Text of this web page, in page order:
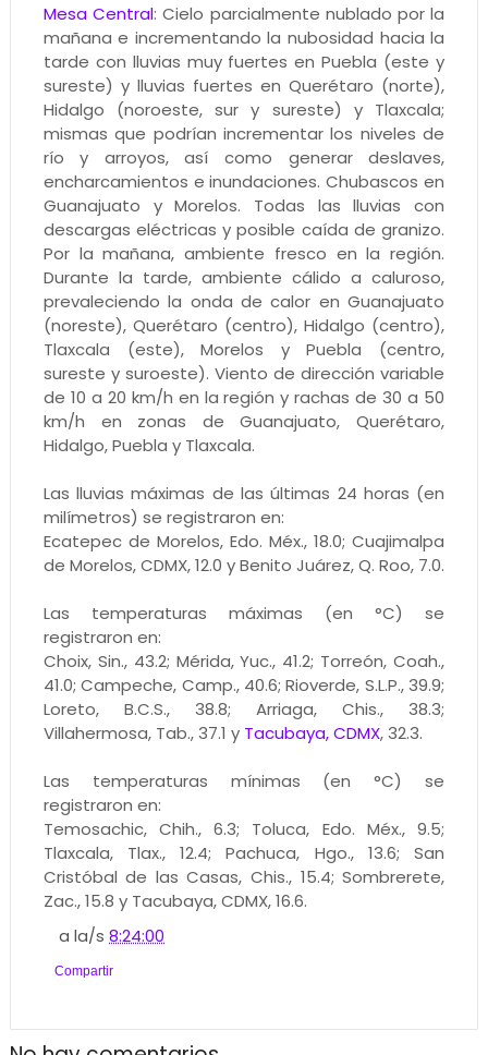
Mesa Central: Cielo parcialmente nublado por la
mañana e incrementando la nubosidad hacia la
tarde con lluvias muy fuertes en Puebla (este y
sureste) y lluvias fuertes en Querétaro (norte),
Hidalgo (noroeste, sur y sureste) y Tlaxcala;
mismas que podrían incrementar los niveles de
río y arroyos, así como generar deslaves,
encharcamientos e inundaciones. Chubascos en
Guanajuato y Morelos. Todas las lluvias con
descargas eléctricas y posible caída de granizo.
Por la mañana, ambiente fresco en la región.
Durante la tarde, ambiente cálido a caluroso,
prevaleciendo la onda de calor en Guanajuato
(noreste), Querétaro (centro), Hidalgo (centro),
Tlaxcala (este), Morelos y Puebla (centro,
sureste y suroeste). Viento de dirección variable
de 10 a 20 km/h en la región y rachas de 30 a 50
km/h en zonas de Guanajuato, Querétaro,
Hidalgo, Puebla y Tlaxcala.
Las lluvias máximas de las últimas 24 horas (en
milímetros) se registraron en:
Ecatepec de Morelos, Edo. Méx., 18.0; Cuajimalpa
de Morelos, CDMX, 12.0 y Benito Juárez, Q. Roo, 7.0.
Las temperaturas máximas (en °C) se
registraron en:
Choix, Sin., 43.2; Mérida, Yuc., 41.2; Torreón, Coah.,
41.0; Campeche, Camp., 40.6; Rioverde, S.L.P., 39.9;
Loreto, B.C.S., 38.8; Arriaga, Chis., 38.3;
Villahermosa, Tab., 37.1 y Tacubaya, CDMX, 32.3.
Las temperaturas mínimas (en °C) se
registraron en:
Temosachic, Chih., 6.3; Toluca, Edo. Méx., 9.5;
Tlaxcala, Tlax., 12.4; Pachuca, Hgo., 13.6; San
Cristóbal de las Casas, Chis., 15.4; Sombrerete,
Zac., 15.8 y Tacubaya, CDMX, 16.6.
a la/s8:24:00
Compartir